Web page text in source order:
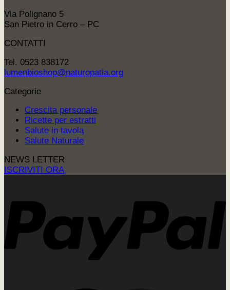
Via Polignano 5
San Pietro in Cerro – PC
CONTATTI
Tel. 0523 838172
lumenbioshop@naturopatia.org
Categorie
Crescita personale
Ricette per estratti
Salute in tavola
Salute Naturale
NEWS LETTER
ISCRIVITI ORA